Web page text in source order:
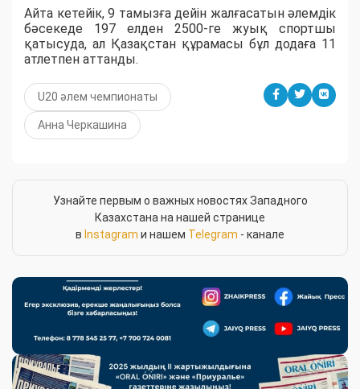
Айта кетейік, 9 тамызға дейін жалғасатын әлемдік
бәсекеде 197 елден 2500-ге жуық спортшы
қатысуда, ал Қазақстан құрамасы бұл додаға 11
атлетпен аттанды.
U20 әлем чемпионаты
Анна Черкашина
Узнайте первым о важных новостях Западного
Казахстана на нашей странице
в Instagram и нашем Telegram - канале